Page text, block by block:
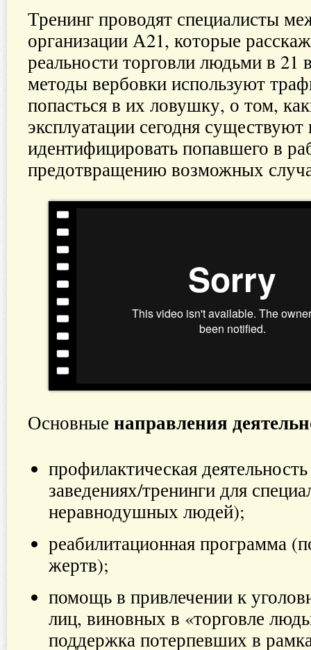
Тренинг проводят специалисты
организации А21, которые
реальности торговли людьми в 21
методы вербовки используют
попасться в их ловушку, о том,
эксплуатации сегодня существуют
идентифицировать попавшего в
предотвращению возможных
Основные направления
профилактическая
заведениях/тренинги для
неравнодушных людей);
реабилитационная программа
жертв);
помощь в привлечении к
лиц, виновных в «торговле
поддержка потерпевших в